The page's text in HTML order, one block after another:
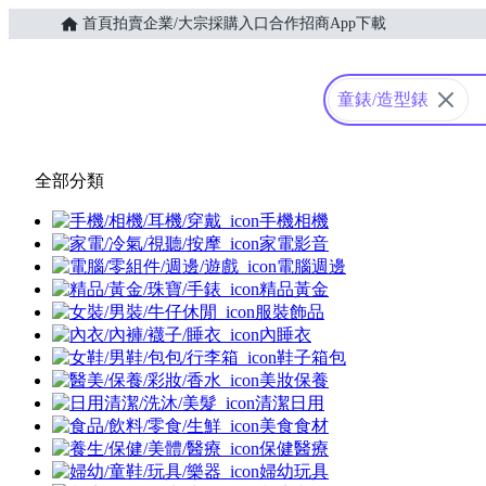
首頁拍賣企業/大宗採購入口 合作招商App下載
Yahoo購物中心
童錶/造型錶
全部分類
手機相機
家電影音
電腦週邊
精品黃金
服裝飾品
內睡衣
鞋子箱包
美妝保養
清潔日用
美食食材
保健醫療
婦幼玩具